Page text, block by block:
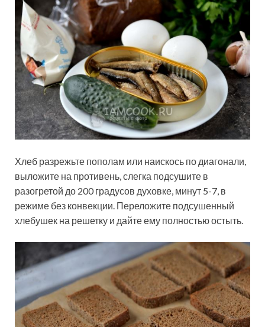
Хлеб разрежьте пополам или наискось по диагонали,
выложите на противень, слегка подсушите в
разогретой до 200 градусов духовке, минут 5-7, в
режиме без конвекции. Переложите подсушенный
хлебушек на решетку и дайте ему полностью остыть.